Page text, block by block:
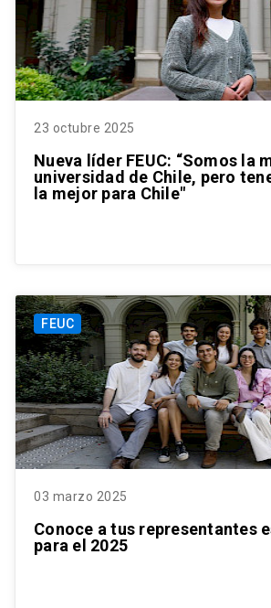
23 octubre 2025
Nueva líder FEUC: “Somos la
universidad de Chile, pero
la mejor para Chile"
FEUC
03 marzo 2025
Conoce a tus representantes
para el 2025